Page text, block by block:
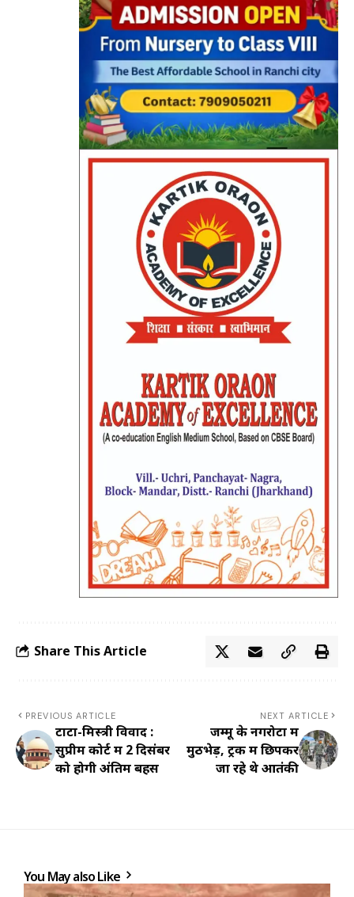
Share This Article
PREVIOUS ARTICLE
टाटा-मिस्त्री विवाद :
सुप्रीम कोर्ट में 2 दिसंबर
को होगी अंतिम बहस
NEXT ARTICLE
जम्मू के नगरोटा में
मुठभेड़, ट्रक में छिपकर
जा रहे थे आतंकी
You May also Like